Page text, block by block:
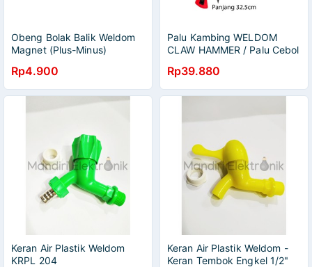
Obeng Bolak Balik Weldom
Magnet (Plus-Minus)
Rp4.900
Palu Kambing WELDOM
CLAW HAMMER / Palu Cebol
Palu besi / Tokol / Martil
Rp39.880
Keran Air Plastik Weldom
KRPL 204
Keran Air Plastik Weldom -
Keran Tembok Engkel 1/2"